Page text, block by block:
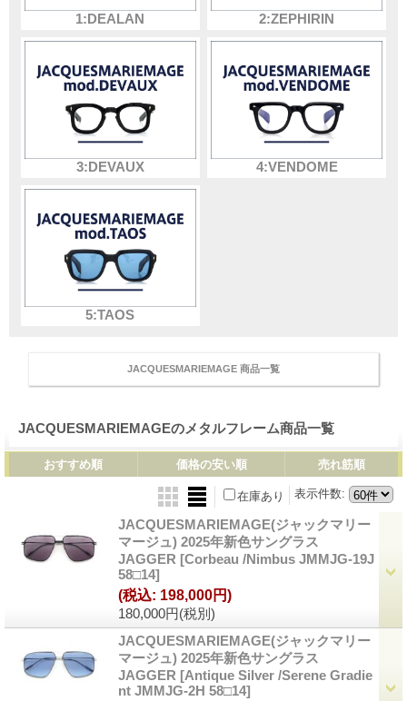
1:DEALAN 2:ZEPHIRIN
3:DEVAUX 4:VENDOME
5:TAOS
JACQUESMARIEMAGE 商品一覧
JACQUESMARIEMAGEのメタルフレーム商品一覧
おすすめ順 価格の安い順 売れ筋順
表示件数:
在庫あり
JACQUESMARIEMAGE(ジャックマリー
マージュ) 2025年新色サングラス
JAGGER [Corbeau /Nimbus JMMJG-19J
58□14]
180,000円(税別)
(税込: 198,000円)
JACQUESMARIEMAGE(ジャックマリー
マージュ) 2025年新色サングラス
JAGGER [Antique Silver /Serene Gradie
nt JMMJG-2H 58□14]